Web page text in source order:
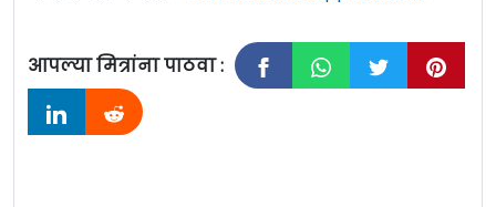
आपल्या मित्रांना पाठवा :